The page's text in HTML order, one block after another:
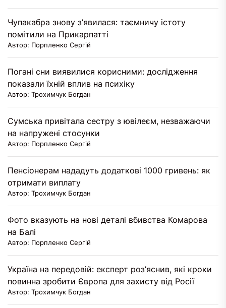
Чупакабра знову з’явилася: таємничу істоту
помітили на Прикарпатті
Автор: Порпленко Сергій
Погані сни виявилися корисними: дослідження
показали їхній вплив на психіку
Автор: Трохимчук Богдан
Сумська привітала сестру з ювілеєм, незважаючи
на напружені стосунки
Автор: Порпленко Сергій
Пенсіонерам нададуть додаткові 1000 гривень: як
отримати виплату
Автор: Трохимчук Богдан
Фото вказують на нові деталі вбивства Комарова
на Балі
Автор: Порпленко Сергій
Україна на передовій: експерт роз’яснив, які кроки
повинна зробити Європа для захисту від Росії
Автор: Трохимчук Богдан